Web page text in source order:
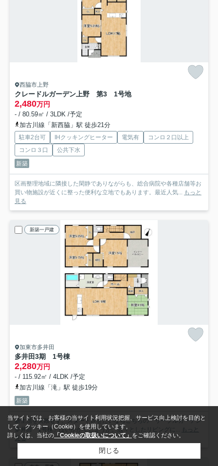
西脇市上野
クレードルガーデン上野 第3 1号地
2,480万円
- / 80.59㎡ / 3LDK /予定
加古川線「新西脇」駅 徒歩21分
駐車2台可 IHクッキングヒーター 電気有
コンロ２口以上
コンロ３口
公共下水
新築
区画整理地域に隣接した閑静でありながらも、総合病院や各種店舗等お
買い物施設が近くに整った便利な立地でもあります。最近人気... もっと
見る
新築一戸建
加東市多井田
多井田3期 1号棟
2,280万円
- / 115.92㎡ / 4LDK /予定
加古川線「滝」駅 徒歩19分
新築
新生活を失敗せず、スタートさせたいならこちらの「リーブルガーデン
多井田 1号棟」はいかがでしょうか。広々としたリビングに... もっと
見る
当サイトでは、お客様の当サイト利用状況把握、サービス向上検討を目的と
して、クッキー（Cookie）を使用しています。
詳しくは、当社の 「Cookieの取扱いについて」 をご確認ください。
閉じる